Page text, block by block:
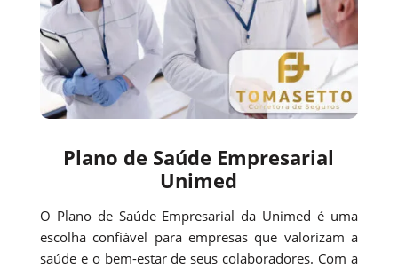
Plano de Saúde Empresarial
Unimed
O Plano de Saúde Empresarial da Unimed é uma
escolha confiável para empresas que valorizam a
saúde e o bem-estar de seus colaboradores. Com a